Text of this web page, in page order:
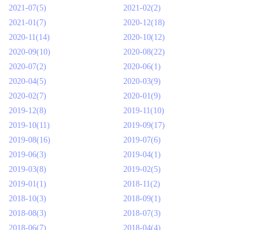
2021-07(5)
2021-02(2)
2021-01(7)
2020-12(18)
2020-11(14)
2020-10(12)
2020-09(10)
2020-08(22)
2020-07(2)
2020-06(1)
2020-04(5)
2020-03(9)
2020-02(7)
2020-01(9)
2019-12(8)
2019-11(10)
2019-10(11)
2019-09(17)
2019-08(16)
2019-07(6)
2019-06(3)
2019-04(1)
2019-03(8)
2019-02(5)
2019-01(1)
2018-11(2)
2018-10(3)
2018-09(1)
2018-08(3)
2018-07(3)
2018-06(7)
2018-04(4)